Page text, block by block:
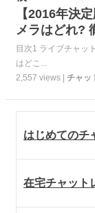
【2016年決
メラはどれ?
目次1 ライブチャッ
はどこ...
2,557 views | チャッ
はじめてのチ
在宅チャット